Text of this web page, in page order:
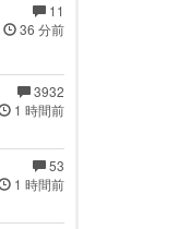
11
36 分前
3932
1 時間前
53
1 時間前